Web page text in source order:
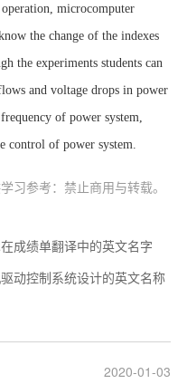
microcomputer
the change of the indexes
the experiments students can
and voltage drops in power
of power system,
control of power system.
习参考：禁止商用与转载。
成绩单翻译中的英文名字
动控制系统设计的英文名称
2020-01-03